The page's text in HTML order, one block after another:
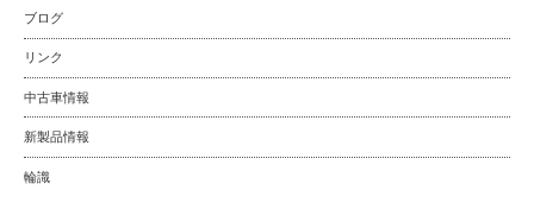
ブログ
リンク
中古車情報
新製品情報
輪識